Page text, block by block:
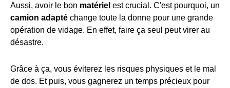
Aussi, avoir le bon matériel est crucial. C'est pourquoi, un
camion adapté change toute la donne pour une grande
opération de vidage. En effet, faire ça seul peut virer au
désastre.
Grâce à ça, vous éviterez les risques physiques et le mal
de dos. Et puis, vous gagnerez un temps précieux pour